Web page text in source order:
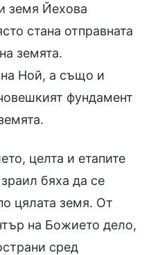
земя Йехова
стана отправната
земята.
Ной, а също и
фундамент
целта и етапите
бяха да се
цялата земя. От
на Божието дело,
сред